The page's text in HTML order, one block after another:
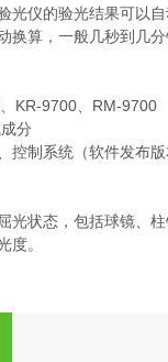
光仪的验光结果可以
换算，一般几秒到几
KR-9700、RM-9700
分
控制系统（软件发布
光状态，包括球镜、
度。